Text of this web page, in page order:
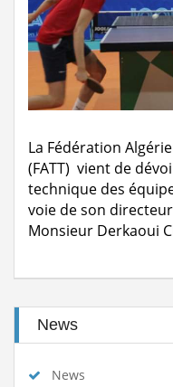
suite
Stage de
La Fédération
(FATT) vient de
technique des
voie de son
Monsieur Derkaoui
News
News